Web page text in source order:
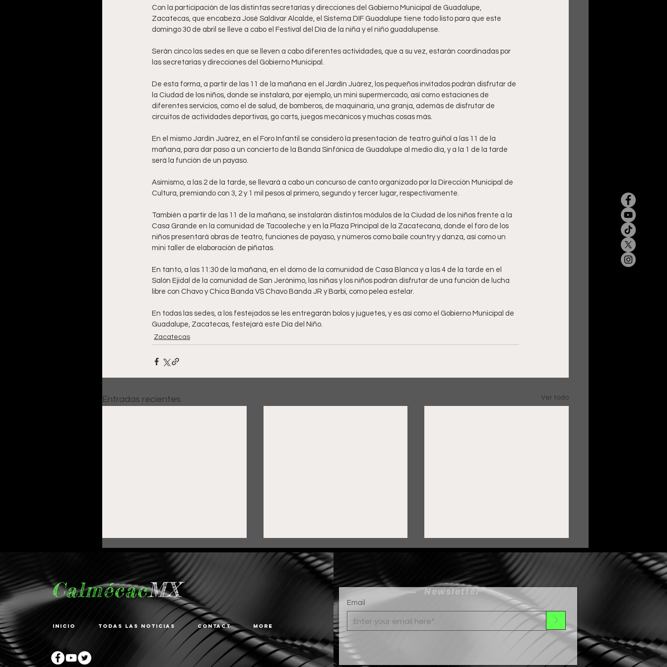
Con la participación de las distintas secretarías y direcciones del Gobierno Municipal de Guadalupe,
Zacatecas, que encabeza José Saldívar Alcalde, el Sistema DIF Guadalupe tiene todo listo para que este
domingo 30 de abril se lleve a cabo el Festival del Día de la niña y el niño guadalupense.
Serán cinco las sedes en que se lleven a cabo diferentes actividades, que a su vez, estarán coordinadas por
las secretarías y direcciones del Gobierno Municipal.
De esta forma, a partir de las 11 de la mañana en el Jardín Juárez, los pequeños invitados podrán disfrutar de
la Ciudad de los niños, donde se instalará, por ejemplo, un mini supermercado, así como estaciones de
diferentes servicios, como el de salud, de bomberos, de maquinaria, una granja, además de disfrutar de
circuitos de actividades deportivas, go carts, juegos mecánicos y muchas cosas más.
En el mismo Jardín Juárez, en el Foro Infantil se consideró la presentación de teatro guiñol a las 11 de la
mañana, para dar paso a un concierto de la Banda Sinfónica de Guadalupe al medio día, y a la 1 de la tarde
será la función de un payaso.
Asimismo, a las 2 de la tarde, se llevará a cabo un concurso de canto organizado por la Dirección Municipal de
Cultura, premiando con 3, 2 y 1 mil pesos al primero, segundo y tercer lugar, respectivamente.
También a partir de las 11 de la mañana, se instalarán distintos módulos de la Ciudad de los niños frente a la
Casa Grande en la comunidad de Tacoaleche y en la Plaza Principal de la Zacatecana, donde el foro de los
niños presentará obras de teatro, funciones de payaso, y números como baile country y danza, así como un
mini taller de elaboración de piñatas.
En tanto, a las 11:30 de la mañana, en el domo de la comunidad de Casa Blanca y a las 4 de la tarde en el
Salón Ejidal de la comunidad de San Jerónimo, las niñas y los niños podrán disfrutar de una función de lucha
libre con Chavo y Chica Banda VS Chavo Banda JR y Barbi, como pelea estelar.
En todas las sedes, a los festejados se les entregarán bolos y juguetes, y es así como el Gobierno Municipal de
Guadalupe, Zacatecas, festejará este Día del Niño.
Zacatecas
Entradas recientes Ver todo
Fortalece Gobierno de
Pepe Saldívar la
Gobierno de Pepe Saldívar
y grupo FEMSA generan
Guardia Nacional ha sido
CalmécacMX
Inicio Todas las noticias Contact More
Newsletter
Email
>